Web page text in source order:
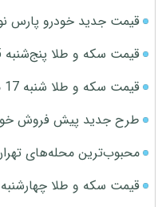
قیمت جدید خودرو پارس نوآ
قیمت سکه و طلا پنج‌شنبه 15 مرداد 1405
قیمت سکه و طلا شنبه 17 مرداد 1405
طرح جدید پیش فروش خودرو
محبوب‌ترین محله‌های
قیمت سکه و طلا چهارشنبه 14 مرداد 1405